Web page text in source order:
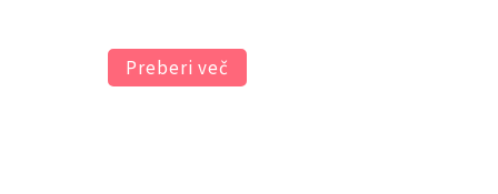
Preberi več